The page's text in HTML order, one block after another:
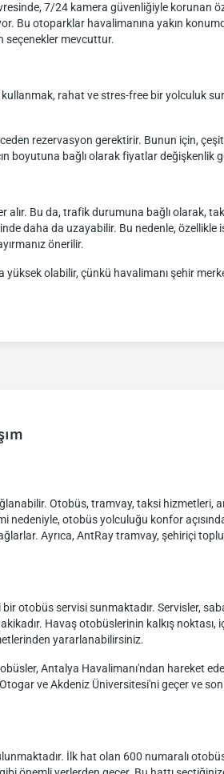
7/24 kamera güvenliğiyle
Bu otoparklar havalimanına yakın
seçenekler mevcuttur.
rahat ve stres-free bir yolculuk
rezervasyon gerektirir. Bunun için,
boyutuna bağlı olarak fiyatlar değişkenlik
alır. Bu da, trafik durumuna bağlı olarak,
daha da uzayabilir. Bu nedenle, özellikle
önerilir.
yüksek olabilir, çünkü havalimanı şehir
Otobüs, tramvay, taksi
otobüs yolculuğu konfor
Ayrıca, AntRay tramvay, şehiriçi
otobüs servisi sunmaktadır. Servisler,
Havaş otobüslerinin kalkış noktası,
yararlanabilirsiniz.
Antalya Havalimanı'ndan hareket
ve Akdeniz Üniversitesi'ni geçer ve
İlk hat olan 600 numaralı